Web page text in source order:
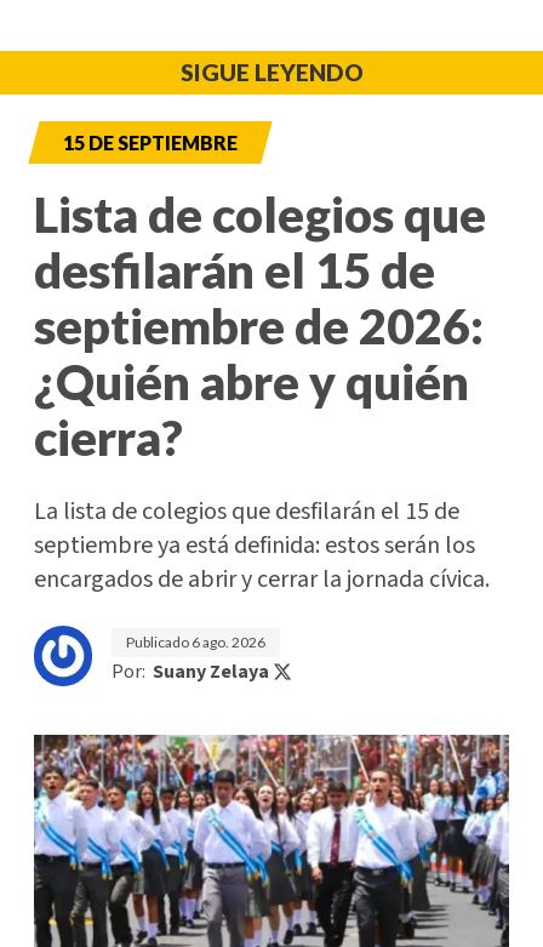
SIGUE LEYENDO
15 DE SEPTIEMBRE
Lista de colegios que
desfilarán el 15 de
septiembre de 2026:
¿Quién abre y quién
cierra?
La lista de colegios que desfilarán el 15 de
septiembre ya está definida: estos serán los
encargados de abrir y cerrar la jornada cívica.
Publicado 6 ago. 2026
Por: Suany Zelaya